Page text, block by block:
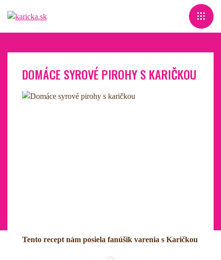
DOMÁCE SYROVÉ PIROHY S KARIČKOU
Tento recept nám posiela fanúšik varenia s Karičkou